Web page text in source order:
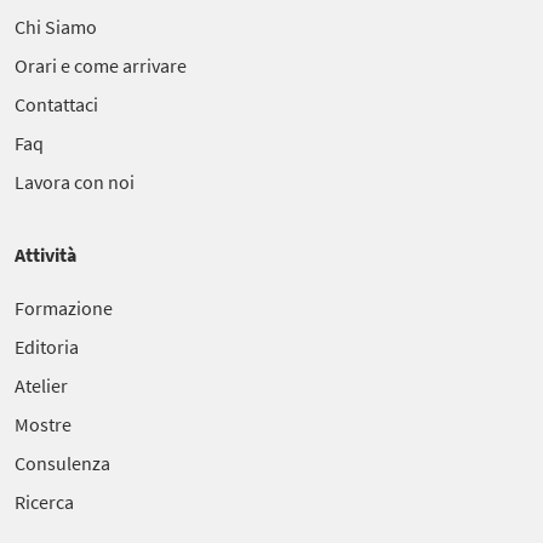
Chi Siamo
Orari e come arrivare
Contattaci
Faq
Lavora con noi
Attività
Formazione
Editoria
Atelier
Mostre
Consulenza
Ricerca